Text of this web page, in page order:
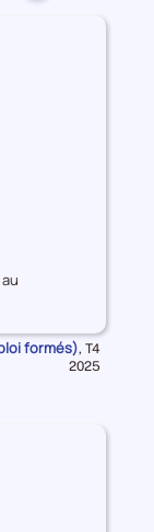
formés), Données
pour
T4
2025